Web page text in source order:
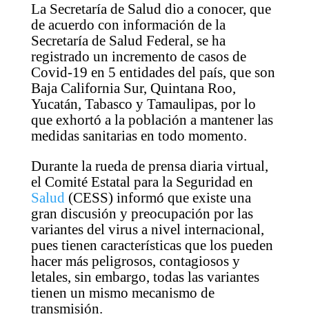
La Secretaría de Salud dio a conocer, que
de acuerdo con información de la
Secretaría de Salud Federal, se ha
registrado un incremento de casos de
Covid-19 en 5 entidades del país, que son
Baja California Sur, Quintana Roo,
Yucatán, Tabasco y Tamaulipas, por lo
que exhortó a la población a mantener las
medidas sanitarias en todo momento.
Durante la rueda de prensa diaria virtual,
el Comité Estatal para la Seguridad en
Salud(CESS) informó que existe una
gran discusión y preocupación por las
variantes del virus a nivel internacional,
pues tienen características que los pueden
hacer más peligrosos, contagiosos y
letales, sin embargo, todas las variantes
tienen un mismo mecanismo de
transmisión.